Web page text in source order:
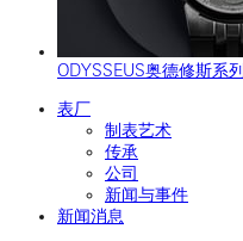
ODYSSEUS奥德修斯系列
表厂
制表艺术
传承
公司
新闻与事件
新闻消息